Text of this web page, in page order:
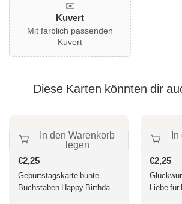
✉️
Kuvert
Mit farblich passenden
Kuvert
Diese Karten könnten dir
In den Warenkorb
legen
Normaler
Preis
€2,25
Geburtstagskarte bunte
Buchstaben Happy Birthday
In
Normaler
Preis
€2,25
Liebe für